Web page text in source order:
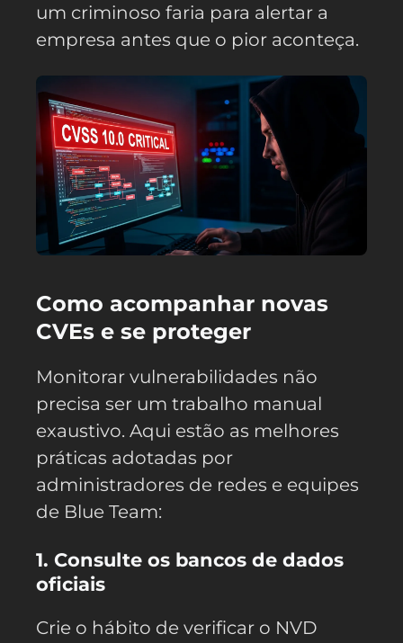
um criminoso faria para alertar a
empresa antes que o pior aconteça.
Como acompanhar novas
CVEs e se proteger
Monitorar vulnerabilidades não
precisa ser um trabalho manual
exaustivo. Aqui estão as melhores
práticas adotadas por
administradores de redes e equipes
de Blue Team:
1. Consulte os bancos de dados
oficiais
Crie o hábito de verificar o NVD